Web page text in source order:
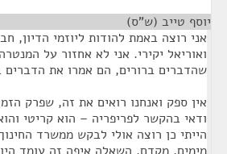
יוסף טייב (ש"ס)
אני רוצה באמת להודות ליוזמי הדיון,
ואוריאל יקירי. אני לא אחזור על
שהדברים ברורים, הם אמרו את הדברים
אין ספק ואנחנו רואים את זה, שפרק
ודאי בהקשר לפריפריה – הוא קריטי
הייתי כן רוצה אולי לבקש ממשרד